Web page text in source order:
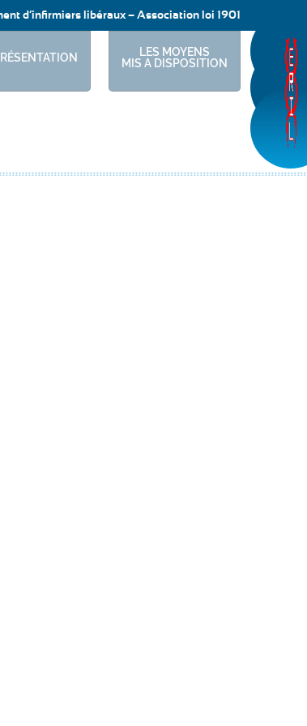
d’infirmiers libéraux – Association loi 1901
LES MOYENS
MIS A DISPOSITION